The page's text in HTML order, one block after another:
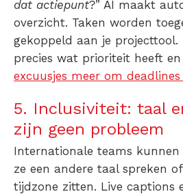
dat actiepunt?” AI maakt
overzicht. Taken worden
gekoppeld aan je projecttool.
precies wat prioriteit heeft en
excuusjes meer om
5. Inclusiviteit: taal
zijn geen probleem
Internationale teams kunnen
ze een andere taal spreken
tijdzone zitten. Live captions